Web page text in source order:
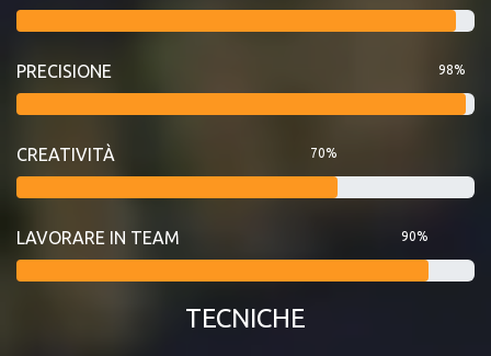
PRECISIONE 98%
CREATIVITÀ 70%
LAVORARE IN TEAM 90%
TECNICHE